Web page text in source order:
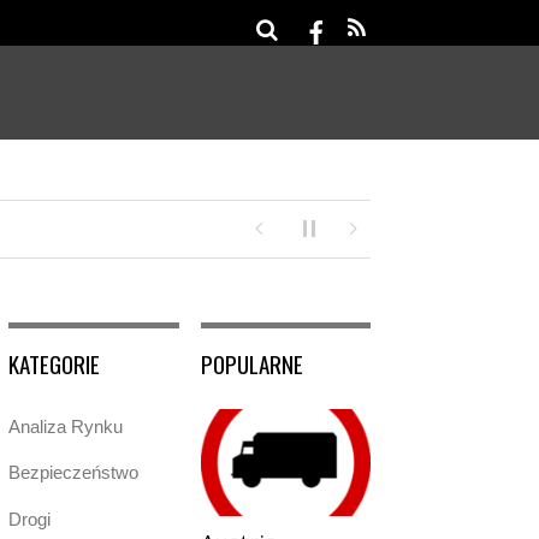
nowego Programu Klimatycznego
KATEGORIE
Analiza Rynku
Bezpieczeństwo
Drogi
POPULARNE